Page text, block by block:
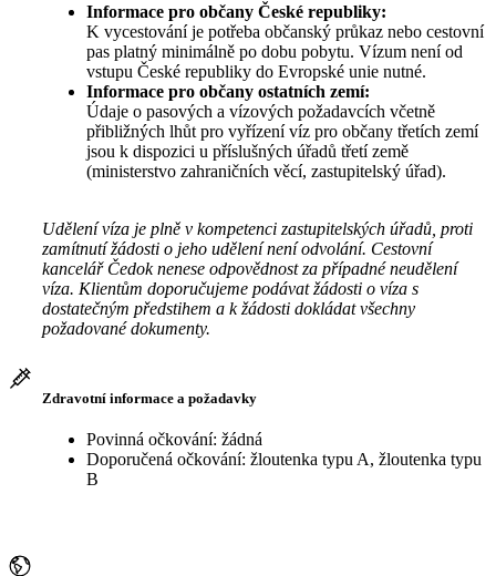
Informace pro občany České republiky:
K vycestování je potřeba občanský průkaz nebo cestovní
pas platný minimálně po dobu pobytu. Vízum není od
vstupu České republiky do Evropské unie nutné.
Informace pro občany ostatních zemí:
Údaje o pasových a vízových požadavcích včetně
přibližných lhůt pro vyřízení víz pro občany třetích zemí
jsou k dispozici u příslušných úřadů třetí země
(ministerstvo zahraničních věcí, zastupitelský úřad).
Udělení víza je plně v kompetenci zastupitelských úřadů, proti
zamítnutí žádosti o jeho udělení není odvolání. Cestovní
kancelář Čedok nenese odpovědnost za případné neudělení
víza. Klientům doporučujeme podávat žádosti o víza s
dostatečným předstihem a k žádosti dokládat všechny
požadované dokumenty.
Zdravotní informace a požadavky
Povinná očkování: žádná
Doporučená očkování: žloutenka typu A, žloutenka typu
B